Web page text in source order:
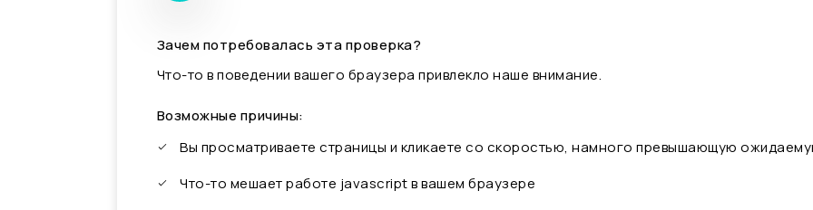
Зачем потребовалась эта проверка?
Что-то в поведении вашего браузера привлекло наше внимание.
Возможные причины:
Вы просматриваете страницы и кликаете со скоростью, намного превышающую
Что-то мешает работе javascript в вашем браузере